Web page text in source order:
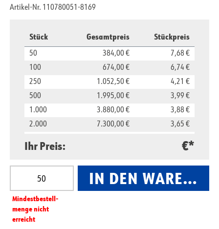
Artikel-Nr. 110780051-8169
Stück Gesamtpreis Stückpreis
50 384,00 €
7,68 €
100
674,00 €
6,74 €
250
1.052,50 €
4,21 €
500
1.995,00 €
3,99 €
1.000
3.880,00 €
3,88 €
2.000
7.300,00 €
3,65 €
2,98 €
Ihr Preis: €*
Produkt Anzahl: Gib den gewünschten Wert ein
Mindest­­bestell­­
menge nicht
erreicht
IN DEN